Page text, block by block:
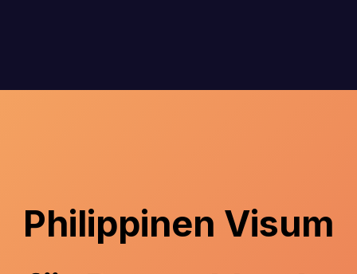
Philippinen Visum